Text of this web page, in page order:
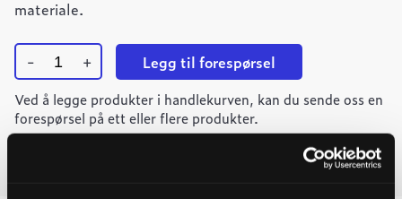
materiale.
-
Ulefos
reparasjonsmuffe
TS20
108-
+ Legg til forespørsel
Ved å legge produkter i handlekurven, kan du sende oss en
forespørsel på ett eller flere produkter.